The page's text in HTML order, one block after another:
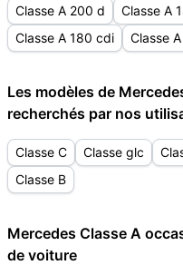
Classe A 200 d Classe A
Classe A 180 cdi
Classe
Les modèles de
recherchés par nos
Classe C Classe glc
Classe B
Mercedes Classe A
de voiture